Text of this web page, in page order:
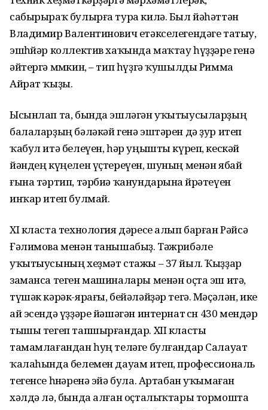
сабырыраҡ булырға тура килә. Был йәһәттән
Владимир Валентинович етәк­селегендәге татыу,
эшһөйәр коллектив хаҡында маҡтау һүҙҙәре генә
әйтергә мөмкин, – тип һүҙгә ҡушылды Римма
Айрат ҡыҙы.
Ысынлап та, бында эшләгән уҡытыусы­ларҙың
балаларҙың бәләкәй генә эштәрен дә ҙур итеп
ҡабул итә белеүен, һәр уңышты күреп, кескәй
йәндең күңелен үҫтереүен, шуның менән ябай
ғына тәртип, тәрбиә ҡанундарына өйрәтеүен
инҡар итеп булмай.
XI класта технология дәресе алып барған Рәйсә
Ғәлимова менән танышабыҙ. Тәжрибәле
уҡытыу­сының хеҙмәт стажы – 37 йыл. Ҡыҙҙар
заманса теген машиналары менән оҫта эш итә,
түшәк кәрәк-ярағы, бейәләйҙәр тегә. Мәҫәлән, ике
ай эсендә үҙҙәре йәшәгән интернат өсөн 430 мендәр
тышы тегеп тапшырғандар. XII класты
тамамлағандан һуң теләге булғандар Салауат
ҡалаһында белемен дауам итеп, профессиональ
тегенсе һөнәренә эйә була. Артабан уҡымаған
хәлдә лә, бында алған оҫталыҡтары тормошта